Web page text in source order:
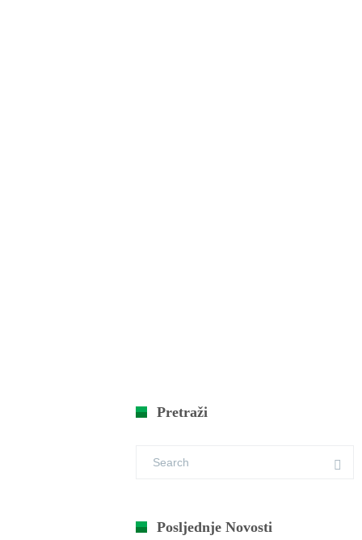
Pretraži
Posljednje Novosti